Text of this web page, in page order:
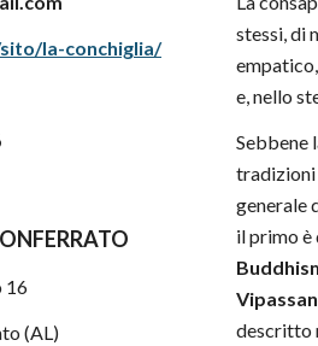
la-conchiglia/
16
(AL)
stessi, di
e, nello
Sebbene
tradizioni
generale
il primo
descritto